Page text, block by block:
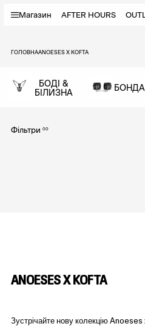
Магазин AFTER HOURS
ГОЛОВНАANOESES X KOFTA
БОДІ &
БІЛИЗНА
Фільтри 00
ANOESES X KOFTA
Зустрічайте нову колекцію